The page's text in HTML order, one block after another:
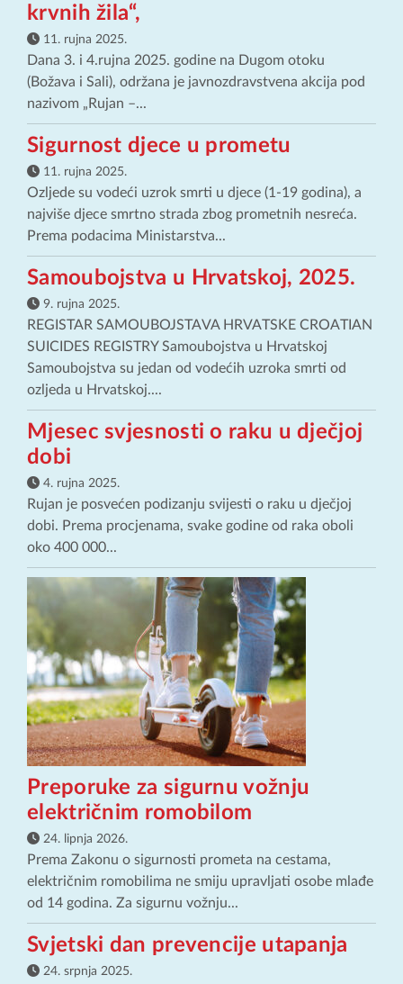
krvnih žila“,
11. rujna 2025.
Dana 3. i 4.rujna 2025. godine na Dugom otoku
(Božava i Sali), održana je javnozdravstvena akcija pod
nazivom „Rujan –...
Sigurnost djece u prometu
11. rujna 2025.
Ozljede su vodeći uzrok smrti u djece (1-19 godina), a
najviše djece smrtno strada zbog prometnih nesreća.
Prema podacima Ministarstva...
Samoubojstva u Hrvatskoj, 2025.
9. rujna 2025.
REGISTAR SAMOUBOJSTAVA HRVATSKE CROATIAN
SUICIDES REGISTRY Samoubojstva u Hrvatskoj
Samoubojstva su jedan od vodećih uzroka smrti od
ozljeda u Hrvatskoj....
Mjesec svjesnosti o raku u dječjoj
dobi
4. rujna 2025.
Rujan je posvećen podizanju svijesti o raku u dječjoj
dobi. Prema procjenama, svake godine od raka oboli
oko 400 000...
Preporuke za sigurnu vožnju
električnim romobilom
24. lipnja 2026.
Prema Zakonu o sigurnosti prometa na cestama,
električnim romobilima ne smiju upravljati osobe mlađe
od 14 godina. Za sigurnu vožnju...
Svjetski dan prevencije utapanja
24. srpnja 2025.